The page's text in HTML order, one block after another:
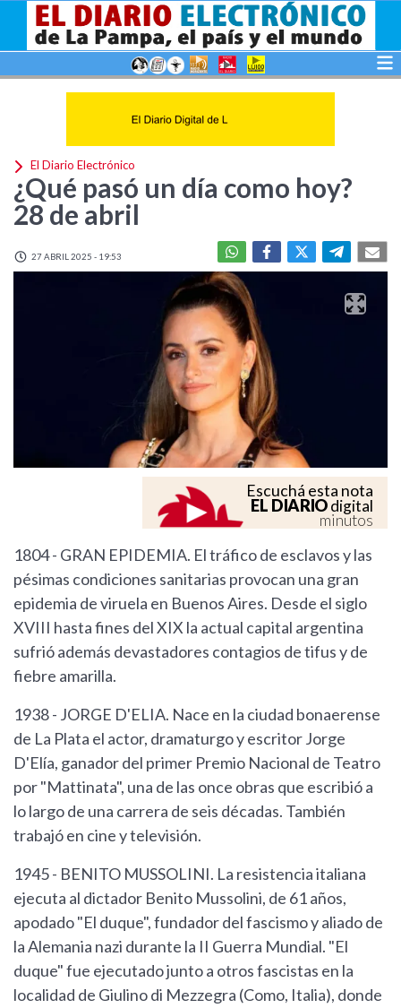
El Diario Electrónico
¿Qué pasó un día como hoy?
28 de abril
27 ABRIL 2025 - 19:53
Escuchá esta nota
EL DIARIOdigital
minutos
1804 - GRAN EPIDEMIA. El tráfico de esclavos y las
pésimas condiciones sanitarias provocan una gran
epidemia de viruela en Buenos Aires. Desde el siglo
XVIII hasta fines del XIX la actual capital argentina
sufrió además devastadores contagios de tifus y de
fiebre amarilla.
1938 - JORGE D'ELIA. Nace en la ciudad bonaerense
de La Plata el actor, dramaturgo y escritor Jorge
D'Elía, ganador del primer Premio Nacional de Teatro
por "Mattinata", una de las once obras que escribió a
lo largo de una carrera de seis décadas. También
trabajó en cine y televisión.
1945 - BENITO MUSSOLINI. La resistencia italiana
ejecuta al dictador Benito Mussolini, de 61 años,
apodado "El duque", fundador del fascismo y aliado de
la Alemania nazi durante la II Guerra Mundial. "El
duque" fue ejecutado junto a otros fascistas en la
localidad de Giulino di Mezzegra (Como, Italia), donde